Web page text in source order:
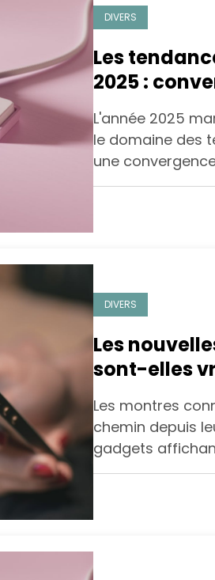
DIVERS
Les
2025 :
et de la
L'année 2025
le domaine des
une
DIVERS
Les
sont-elles
Les montres
chemin depuis
gadgets